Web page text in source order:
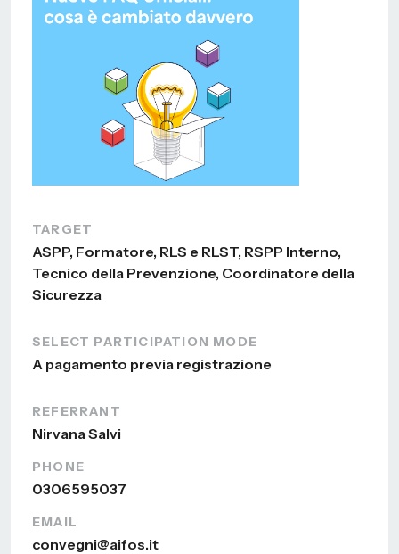
TARGET
ASPP, Formatore, RLS e RLST, RSPP Interno,
Tecnico della Prevenzione, Coordinatore della
Sicurezza
SELECT PARTICIPATION MODE
A pagamento previa registrazione
REFERRANT
Nirvana Salvi
PHONE
0306595037
EMAIL
convegni@aifos.it